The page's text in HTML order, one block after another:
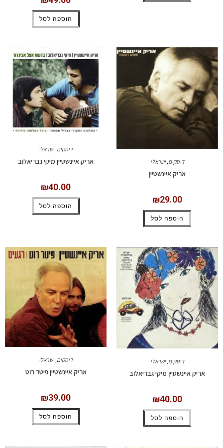
הוספה לסל
דיסקים, ישראלי
אריק איינשטיין
₪29.00
הוספה לסל
דיסקים ישראלי
אריק איינשטיין מיקי גבריאלוב
₪40.00
הוספה לסל
דיסקים, ישראלי
אריק איינשטיין מיקי גבריאלוב
₪40.00
הוספה לסל
דיסקים, ישראלי
אריק איינשטיין פיטר רוט
₪39.00
הוספה לסל